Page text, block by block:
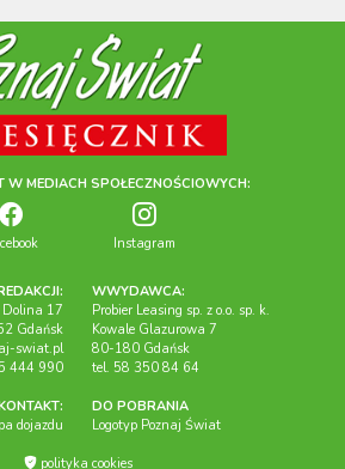
W MEDIACH SPOŁECZNOŚCIOWYCH:
Instagram
Dolina 17
Gdańsk
swiat.pl
444 990
dojazdu
WWYDAWCA:
Probier Leasing sp. z o.o. sp. k.
Kowale Glazurowa 7
80-180 Gdańsk
tel. 58 350 84 64
DO POBRANIA
Logotyp Poznaj Świat
polityka cookies